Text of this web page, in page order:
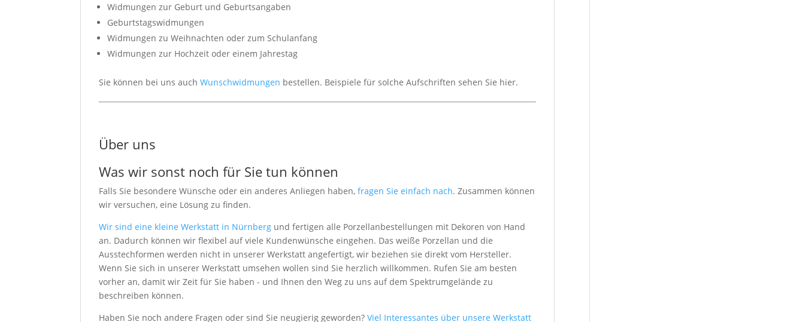
Widmungen zur Geburt und Geburtsangaben
Geburtstagswidmungen
Widmungen zu Weihnachten oder zum Schulanfang
Widmungen zur Hochzeit oder einem Jahrestag
Sie können bei uns auchWunschwidmungen bestellen. Beispiele für solche Aufschriften sehen Sie hier.
Über uns
Was wir sonst noch für Sie tun können
Falls Sie besondere Wünsche oder ein anderes Anliegen haben,fragen Sie einfach nach. Zusammen können
wir versuchen, eine Lösung zu finden.
Wir sind eine kleine Werkstatt in Nürnberg und fertigen alle Porzellanbestellungen mit Dekoren von Hand
an. Dadurch können wir flexibel auf viele Kundenwünsche eingehen. Das weiße Porzellan und die
Ausstechformen werden nicht in unserer Werkstatt angefertigt, wir beziehen sie direkt vom Hersteller.
Wenn Sie sich in unserer Werkstatt umsehen wollen sind Sie herzlich willkommen. Rufen Sie am besten
vorher an, damit wir Zeit für Sie haben - und Ihnen den Weg zu uns auf dem Spektrumgelände zu
beschreiben können.
Haben Sie noch andere Fragen oder sind Sie neugierig geworden? Viel Interessantes über unsere Werkstatt